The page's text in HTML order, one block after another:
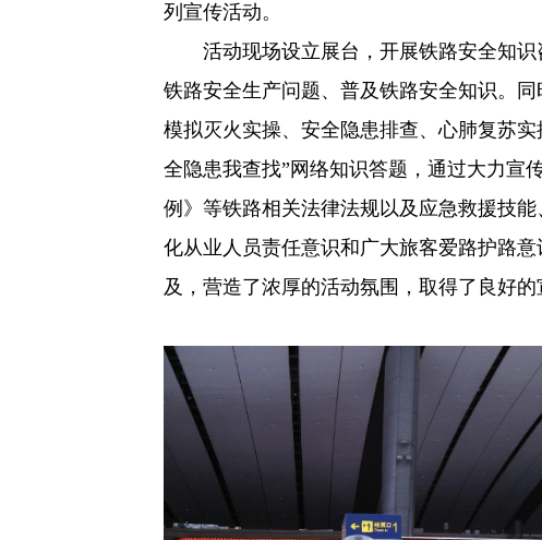
列宣传活动。
活动现场设立展台，开展铁路安全知识
铁路安全生产问题、普及铁路安全知识。
模拟灭火实操、安全隐患排查、心肺复苏
全隐患我查找”网络知识答题，通过大力宣
例》等铁路相关法律法规以及应急救援技
化从业人员责任意识和广大旅客爱路护路
及，营造了浓厚的活动氛围，取得了良好的